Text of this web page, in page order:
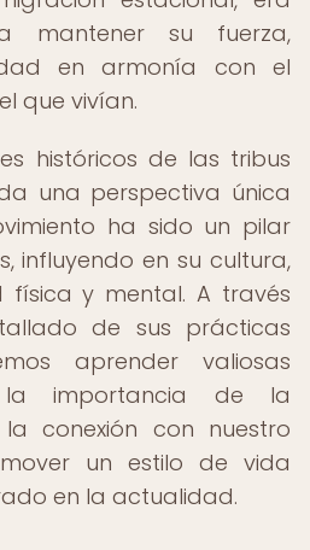
mantener su fuerza,
en armonía con el
que vivían.
históricos de las tribus
una perspectiva única
ha sido un pilar
influyendo en su cultura,
física y mental. A través
de sus prácticas
aprender valiosas
la importancia de la
conexión con nuestro
un estilo de vida
en la actualidad.